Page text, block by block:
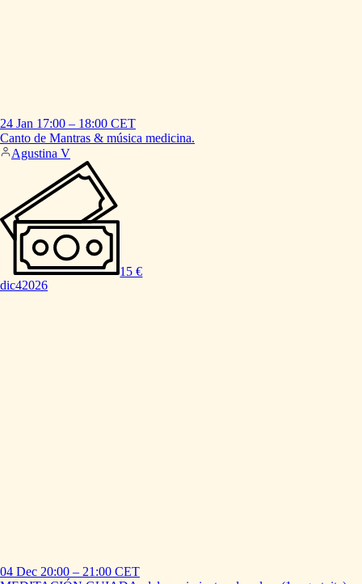
24 Jan 17:00 – 18:00 CET
Canto de Mantras & música medicina.
Agustina V
15 €
dic42026
04 Dec 20:00 – 21:00 CET